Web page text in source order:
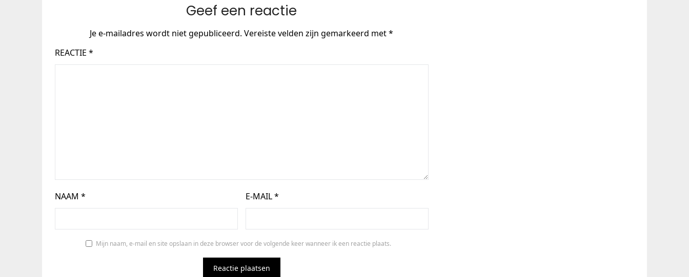
Geef een reactie
Je e-mailadres wordt niet gepubliceerd. Vereiste velden zijn gemarkeerd met*
REACTIE *
NAAM * E-MAIL*
Mijn naam, e-mail en site opslaan in deze browser voor de volgende keer wanneer ik een reactie plaats.